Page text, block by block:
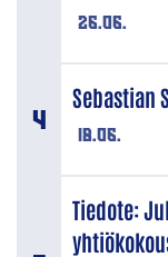
26.06.
18.06.
Sebastian
Tiedote: